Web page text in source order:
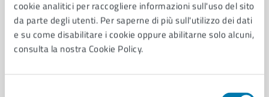
cookie analitici per raccogliere informazioni sull'uso del sito
da parte degli utenti. Per saperne di più sull'utilizzo dei dati
e su come disabilitare i cookie oppure abilitarne solo alcuni,
consulta la nostra Cookie Policy.
UOC Polizia Locale, UO Servizi demografici, Ufficio
Organi istituzionali